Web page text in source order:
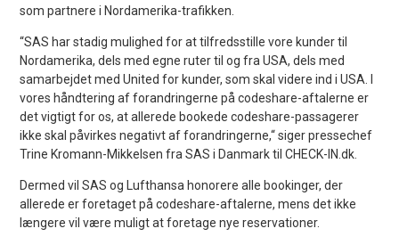
som partnere i Nordamerika-trafikken.
“SAS har stadig mulighed for at tilfredsstille vore kunder til
Nordamerika, dels med egne ruter til og fra USA, dels med
samarbejdet med United for kunder, som skal videre ind i USA. I
vores håndtering af forandringerne på codeshare-aftalerne er
det vigtigt for os, at allerede bookede codeshare-passagerer
ikke skal påvirkes negativt af forandringerne,“ siger pressechef
Trine Kromann-Mikkelsen fra SAS i Danmark til CHECK-IN.dk.
Dermed vil SAS og Lufthansa honorere alle bookinger, der
allerede er foretaget på codeshare-aftalerne, mens det ikke
længere vil være muligt at foretage nye reservationer.